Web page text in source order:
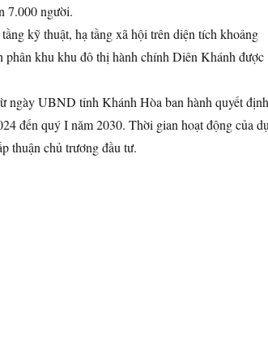
7.000 người.
kỹ thuật, hạ tầng xã hội trên diện tích khoảng
phân khu khu đô thị hành chính Diên Khánh được
ngày UBND tỉnh Khánh Hòa ban hành quyết định
đến quý I năm 2030. Thời gian hoạt động của
thuận chủ trương đầu tư.